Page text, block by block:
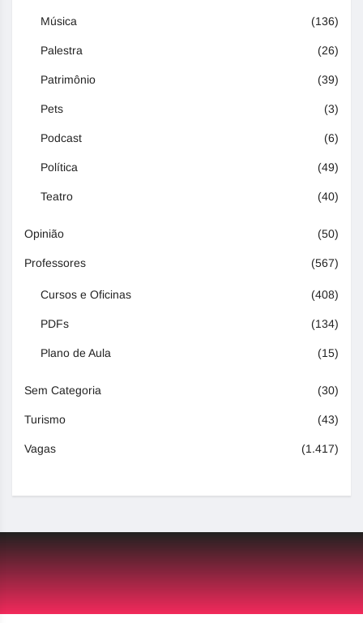
Música (136)
Palestra (26)
Patrimônio (39)
Pets (3)
Podcast (6)
Política (49)
Teatro (40)
Opinião (50)
Professores (567)
Cursos e Oficinas (408)
PDFs (134)
Plano de Aula (15)
Sem Categoria (30)
Turismo (43)
Vagas (1.417)